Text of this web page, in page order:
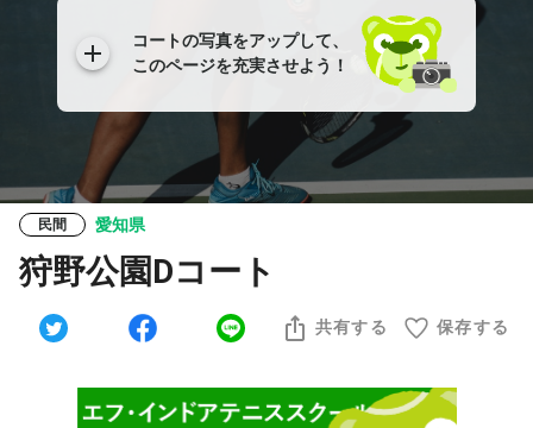
コートの写真をアップして、
このページを充実させよう！
民間 愛知県
狩野公園Dコート
共有する 保存する